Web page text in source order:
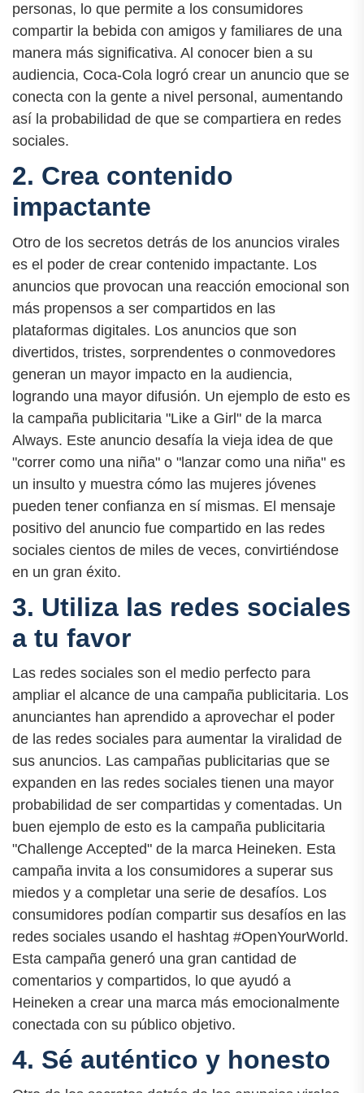
personas, lo que permite a los consumidores
compartir la bebida con amigos y familiares de una
manera más significativa. Al conocer bien a su
audiencia, Coca-Cola logró crear un anuncio que se
conecta con la gente a nivel personal, aumentando
así la probabilidad de que se compartiera en redes
sociales.
2. Crea contenido
impactante
Otro de los secretos detrás de los anuncios virales
es el poder de crear contenido impactante. Los
anuncios que provocan una reacción emocional son
más propensos a ser compartidos en las
plataformas digitales. Los anuncios que son
divertidos, tristes, sorprendentes o conmovedores
generan un mayor impacto en la audiencia,
logrando una mayor difusión. Un ejemplo de esto es
la campaña publicitaria "Like a Girl" de la marca
Always. Este anuncio desafía la vieja idea de que
"correr como una niña" o "lanzar como una niña" es
un insulto y muestra cómo las mujeres jóvenes
pueden tener confianza en sí mismas. El mensaje
positivo del anuncio fue compartido en las redes
sociales cientos de miles de veces, convirtiéndose
en un gran éxito.
3. Utiliza las redes sociales
a tu favor
Las redes sociales son el medio perfecto para
ampliar el alcance de una campaña publicitaria. Los
anunciantes han aprendido a aprovechar el poder
de las redes sociales para aumentar la viralidad de
sus anuncios. Las campañas publicitarias que se
expanden en las redes sociales tienen una mayor
probabilidad de ser compartidas y comentadas. Un
buen ejemplo de esto es la campaña publicitaria
"Challenge Accepted" de la marca Heineken. Esta
campaña invita a los consumidores a superar sus
miedos y a completar una serie de desafíos. Los
consumidores podían compartir sus desafíos en las
redes sociales usando el hashtag #OpenYourWorld.
Esta campaña generó una gran cantidad de
comentarios y compartidos, lo que ayudó a
Heineken a crear una marca más emocionalmente
conectada con su público objetivo.
4. Sé auténtico y honesto